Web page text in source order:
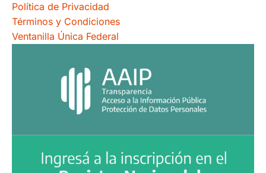
Política de Privacidad
Términos y Condiciones
Ventanilla Única Federal